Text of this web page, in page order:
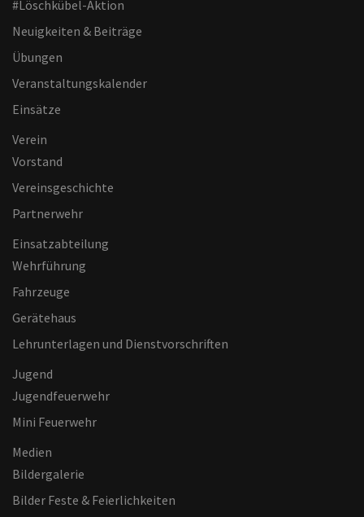
#Löschkübel-Aktion
Neuigkeiten & Beiträge
Übungen
Veranstaltungskalender
Einsätze
Verein
Vorstand
Vereinsgeschichte
Partnerwehr
Einsatzabteilung
Wehrführung
Fahrzeuge
Gerätehaus
Lehrunterlagen und Dienstvorschriften
Jugend
Jugendfeuerwehr
Mini Feuerwehr
Medien
Bildergalerie
Bilder Feste & Feierlichkeiten